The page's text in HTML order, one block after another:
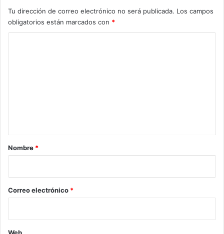
Tu dirección de correo electrónico no será publicada. Los campos
obligatorios están marcados con *
r
*
Nombre *
Correo electrónico *
Web